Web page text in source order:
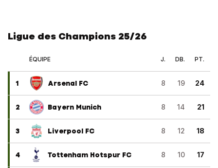
Ligue des Champions 25/26
ÉQUIPE J. DB. PT.
1 Arsenal FC 8 19 24
2 Bayern Munich 8 14 21
3 Liverpool FC 8 12 18
4 Tottenham Hotspur FC 8 10 17